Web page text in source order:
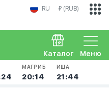
RU ₽ (RUB)
Меню
Каталог
МАГРИБ
20:14
ИША
21:44